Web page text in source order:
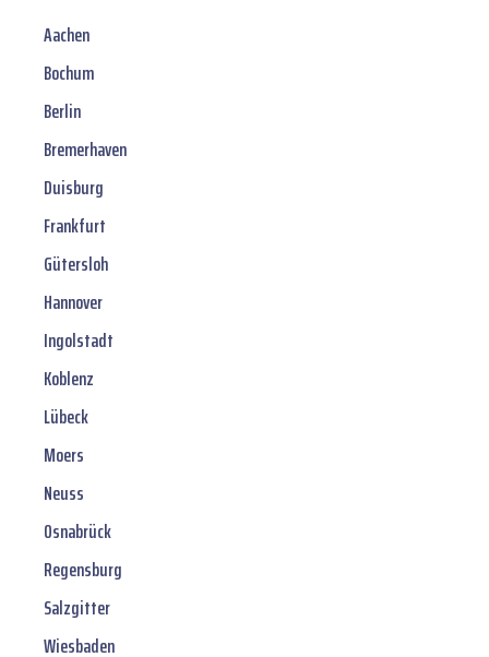
Aachen
Bochum
Berlin
Bremerhaven
Duisburg
Frankfurt
Gütersloh
Hannover
Ingolstadt
Koblenz
Lübeck
Moers
Neuss
Osnabrück
Regensburg
Salzgitter
Wiesbaden